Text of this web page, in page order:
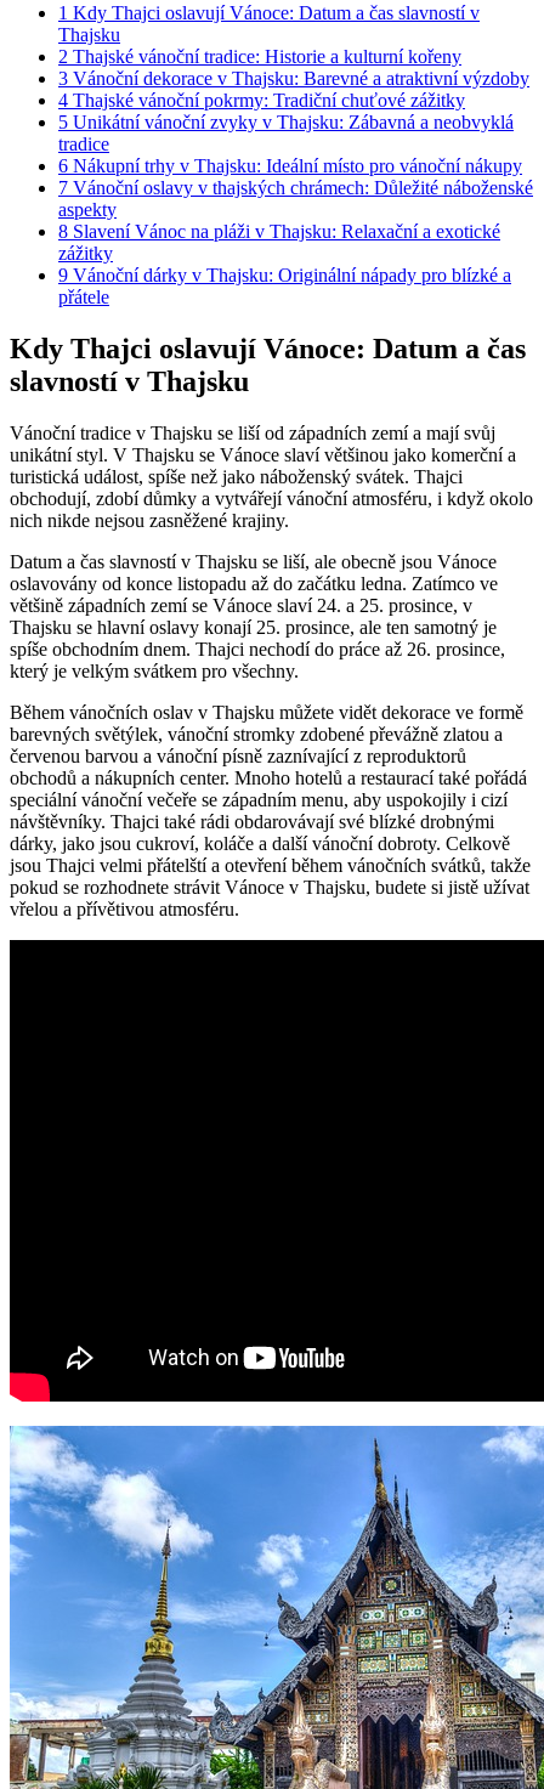
1 Kdy Thajci oslavují Vánoce: Datum a čas slavností v
Thajsku
2 Thajské vánoční tradice: Historie a kulturní kořeny
3 Vánoční dekorace v Thajsku: Barevné a atraktivní výzdoby
4 Thajské vánoční pokrmy: Tradiční chuťové zážitky
5 Unikátní vánoční zvyky v Thajsku: Zábavná a neobvyklá
tradice
6 Nákupní trhy v Thajsku: Ideální místo pro vánoční nákupy
7 Vánoční oslavy v thajských chrámech: Důležité náboženské
aspekty
8 Slavení Vánoc na pláži v Thajsku: Relaxační a exotické
zážitky
9 Vánoční dárky v Thajsku: Originální nápady pro blízké a
přátele
Kdy Thajci oslavují Vánoce: Datum a čas
slavností v Thajsku
Vánoční tradice v Thajsku se liší od západních zemí a mají svůj
unikátní styl. V Thajsku se Vánoce slaví většinou jako komerční a
turistická událost, spíše než jako náboženský svátek. Thajci
obchodují, zdobí důmky a vytvářejí vánoční atmosféru, i když okolo
nich nikde nejsou zasněžené krajiny.
Datum a čas slavností v Thajsku se liší, ale obecně jsou Vánoce
oslavovány od konce listopadu až do začátku ledna. Zatímco ve
většině západních zemí se Vánoce slaví 24. a 25. prosince, v
Thajsku se hlavní oslavy konají 25. prosince, ale ten samotný je
spíše obchodním dnem. Thajci nechodí do práce až 26. prosince,
který je velkým svátkem pro všechny.
Během vánočních oslav v Thajsku můžete vidět dekorace ve formě
barevných světýlek, vánoční stromky zdobené převážně zlatou a
červenou barvou a vánoční písně zaznívající z reproduktorů
obchodů a nákupních center. Mnoho hotelů a restaurací také pořádá
speciální vánoční večeře se západním menu, aby uspokojily i cizí
návštěvníky. Thajci také rádi obdarovávají své blízké drobnými
dárky, jako jsou cukroví, koláče a další vánoční dobroty. Celkově
jsou Thajci velmi přátelští a otevření během vánočních svátků, takže
pokud se rozhodnete strávit Vánoce v Thajsku, budete si jistě užívat
vřelou a přívětivou atmosféru.